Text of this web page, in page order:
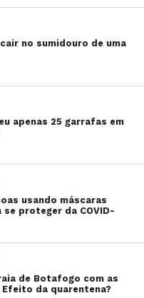
no sumidouro de uma
apenas 25 garrafas em
usando máscaras
se proteger da COVID-
de Botafogo com as
da quarentena?